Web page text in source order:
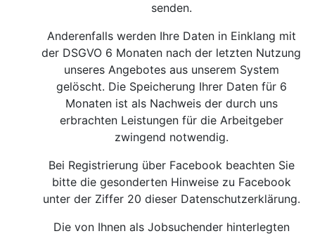
senden.
Anderenfalls werden Ihre Daten in Einklang mit
der DSGVO 6 Monaten nach der letzten Nutzung
unseres Angebotes aus unserem System
gelöscht. Die Speicherung Ihrer Daten für 6
Monaten ist als Nachweis der durch uns
erbrachten Leistungen für die Arbeitgeber
zwingend notwendig.
Bei Registrierung über Facebook beachten Sie
bitte die gesonderten Hinweise zu Facebook
unter der Ziffer 20 dieser Datenschutzerklärung.
Die von Ihnen als Jobsuchender hinterlegten